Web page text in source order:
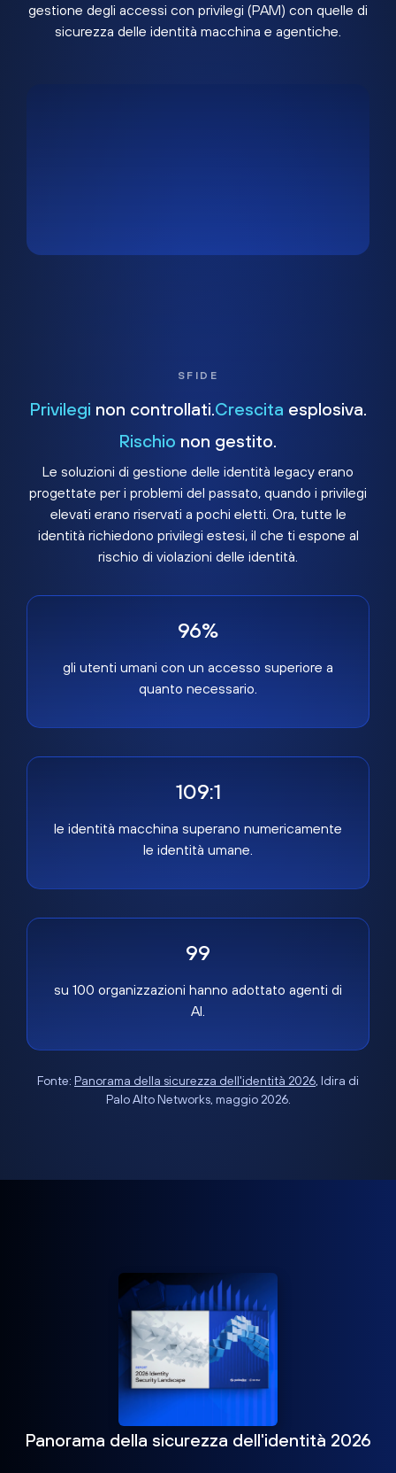
gestione degli accessi con privilegi (PAM) con quelle di
sicurezza delle identità macchina e agentiche.
SFIDE
Privilegi non controllati. Crescita esplosiva.
Rischio non gestito.
Le soluzioni di gestione delle identità legacy erano
progettate per i problemi del passato, quando i privilegi
elevati erano riservati a pochi eletti. Ora, tutte le
identità richiedono privilegi estesi, il che ti espone al
rischio di violazioni delle identità.
96%
gli utenti umani con un accesso superiore a
quanto necessario.
109:1
le identità macchina superano numericamente
le identità umane.
99
su 100 organizzazioni hanno adottato agenti di
AI.
Fonte: Panorama della sicurezza dell'identità 2026, Idira di
Palo Alto Networks, maggio 2026.
Panorama della sicurezza dell'identità 2026